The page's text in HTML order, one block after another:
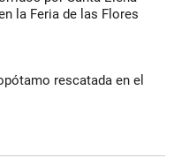
la Feria de las Flores
rescatada en el